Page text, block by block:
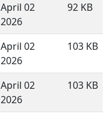
April 02
2026
92 KB
April 02
2026
103 KB
April 02
2026
103 KB